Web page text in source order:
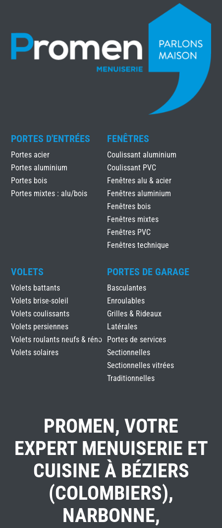
PORTES D'ENTRÉES
Portes acier
Portes aluminium
Portes bois
Portes mixtes : alu/bois
FENÊTRES
Coulissant aluminium
Coulissant PVC
Fenêtres alu & acier
Fenêtres aluminium
Fenêtres bois
Fenêtres mixtes
Fenêtres PVC
Fenêtres technique
VOLETS
Volets battants
Volets brise-soleil
Volets coulissants
Volets persiennes
Volets roulants neufs & réno
Volets solaires
PORTES DE GARAGE
Basculantes
Enroulables
Grilles & Rideaux
Latérales
Portes de services
Sectionnelles
Sectionnelles vitrées
Traditionnelles
PROMEN, VOTRE
EXPERT MENUISERIE ET
CUISINE À BÉZIERS
(COLOMBIERS),
NARBONNE,